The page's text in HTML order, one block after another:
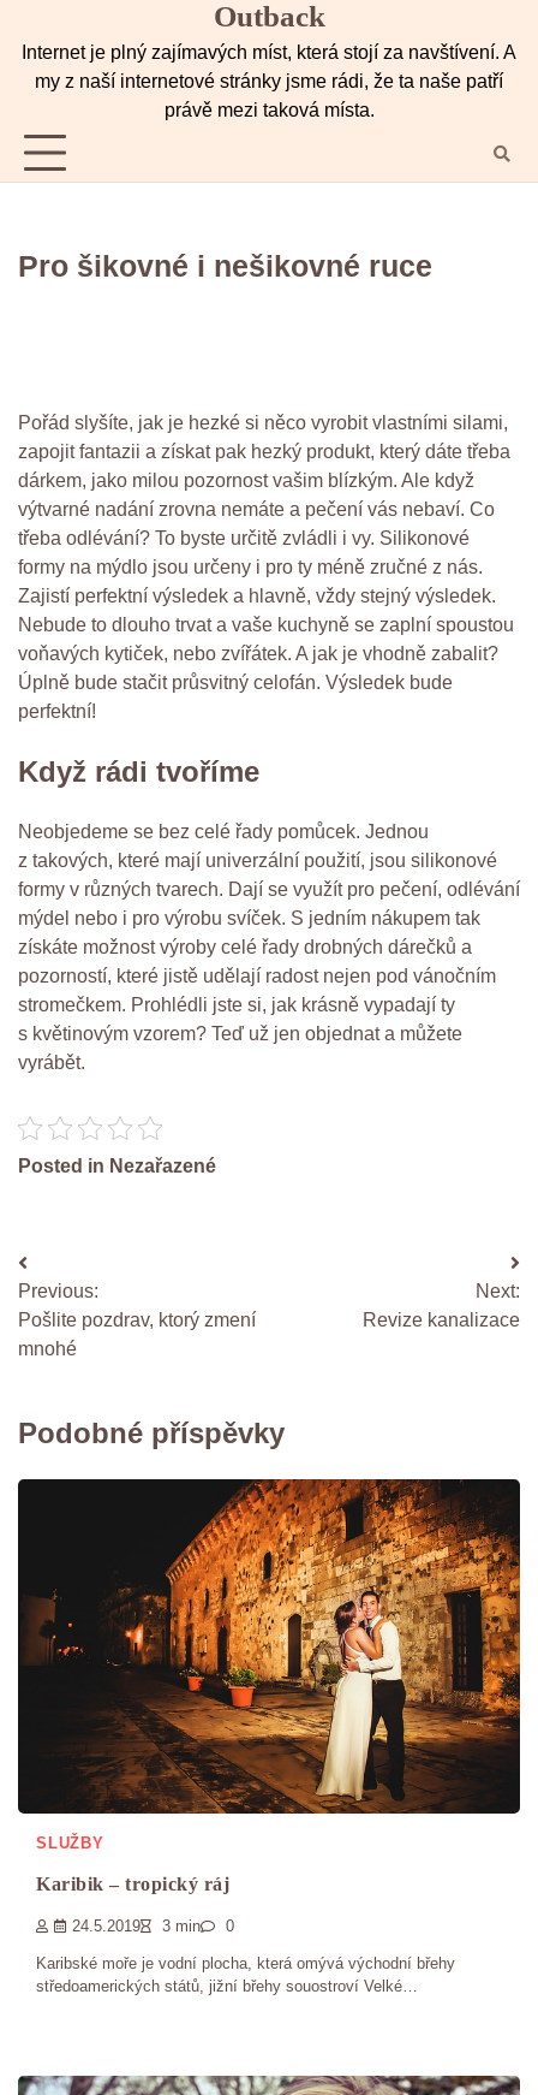
Outback
Internet je plný zajímavých míst, která stojí za navštívení. A
my z naší internetové stránky jsme rádi, že ta naše patří
právě mezi taková místa.
Pro šikovné i nešikovné ruce
Pořád slyšíte, jak je hezké si něco vyrobit vlastními silami,
zapojit fantazii a získat pak hezký produkt, který dáte třeba
dárkem, jako milou pozornost vašim blízkým. Ale když
výtvarné nadání zrovna nemáte a pečení vás nebaví. Co
třeba odlévání? To byste určitě zvládli i vy. Silikonové
formy na mýdlo jsou určeny i pro ty méně zručné z nás.
Zajistí perfektní výsledek a hlavně, vždy stejný výsledek.
Nebude to dlouho trvat a vaše kuchyně se zaplní spoustou
voňavých kytiček, nebo zvířátek. A jak je vhodně zabalit?
Úplně bude stačit průsvitný celofán. Výsledek bude
perfektní!
Když rádi tvoříme
Neobjedeme se bez celé řady pomůcek. Jednou
z takových, které mají univerzální použití, jsou silikonové
formy v různých tvarech. Dají se využít pro pečení, odlévání
mýdel nebo i pro výrobu svíček. S jedním nákupem tak
získáte možnost výroby celé řady drobných dárečků a
pozorností, které jistě udělají radost nejen pod vánočním
stromečkem. Prohlédli jste si, jak krásně vypadají ty
s květinovým vzorem? Teď už jen objednat a můžete
vyrábět.
Posted in Nezařazené
Navigace
pro
příspěvek
Previous:
Pošlite pozdrav, ktorý zmení
mnohé
Next:
Revize kanalizace
Podobné příspěvky
SLUŽBY
Karibik – tropický ráj
24.5.2019 3 min 0
Karibské moře je vodní plocha, která omývá východní břehy
středoamerických států, jižní břehy souostroví Velké…